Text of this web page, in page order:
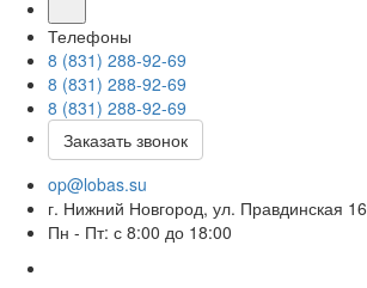
Телефоны
8 (831) 288-92-69
8 (831) 288-92-69
8 (831) 288-92-69
Заказать звонок
op@lobas.su
г. Нижний Новгород, ул. Правдинская 16
Пн - Пт: с 8:00 до 18:00